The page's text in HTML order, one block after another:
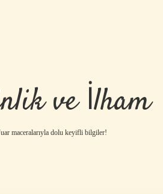
ve İlham
maceralarıyla dolu keyifli bilgiler!